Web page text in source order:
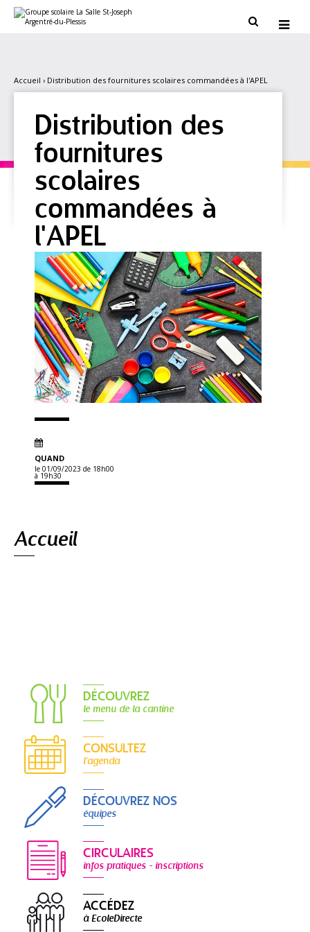
contenu.
personnels
 
Accueil › Distribution des fournitures scolaires commandées à l'APEL
Distribution des
fournitures
scolaires
commandées à
l'APEL
QUAND
le 01/09/2023 de 18h00
à 19h30
Accueil
DÉCOUVREZ
le menu de la cantine
CONSULTEZ
l'agenda
DÉCOUVREZ NOS
équipes
CIRCULAIRES
infos pratiques - inscriptions
ACCÉDEZ
à EcoleDirecte